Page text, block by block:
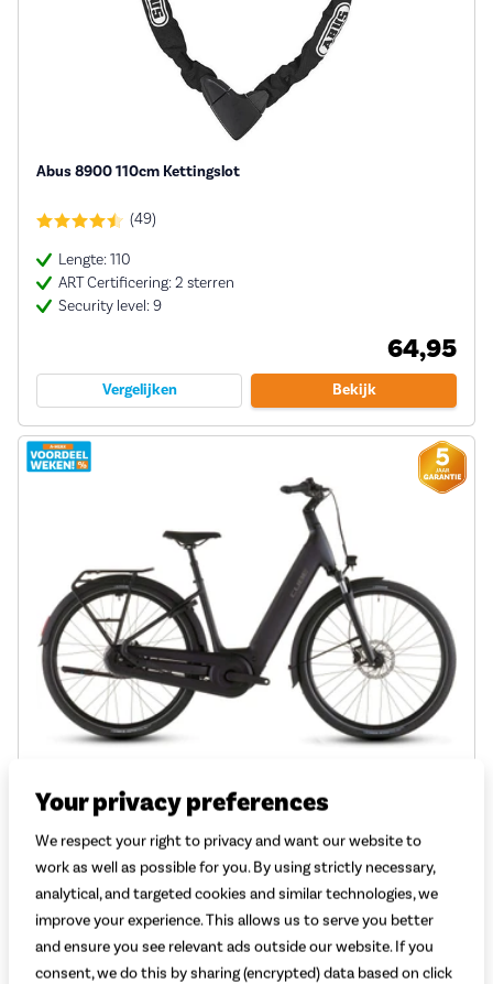
Abus 8900 110cm Kettingslot
(49)
Lengte: 110
ART Certificering: 2 sterren
Security level: 9
64,95
Vergelijken Bekijk
Cube Supreme Hybrid Comfort Se One 600 2026
Motor: Bosch Performance BES3
Kracht motor (Nm): 75
Type aandrijving: Ketting
Adviesprijs 2.699,- 2.399,-
Vergelijken Bekijk
Your privacy preferences
We respect your right to privacy and want our website to
work as well as possible for you. By using strictly necessary,
analytical, and targeted cookies and similar technologies, we
improve your experience. This allows us to serve you better
and ensure you see relevant ads outside our website. If you
consent, we do this by sharing (encrypted) data based on click